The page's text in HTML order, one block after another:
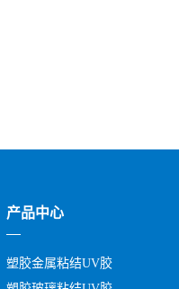
产品中心
塑胶金属粘结UV胶